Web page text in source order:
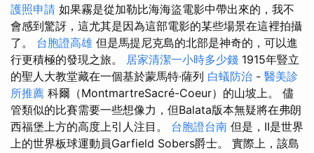
護照申請 如果霧是從加勒比海海盜電影中帶出來的，我不
會感到驚訝，這尤其是因為這部電影的某些場景在這裡拍攝
了。 台胞證高雄 但是馬提尼克島的北部是神奇的，可以進
行更積極的發現之旅。 居家清潔一小時多少錢 1915年豎立
的聖人大教堂藏在一個基於蒙馬特·薩列 白蟻防治 - 醫美診
所推薦 科爾（MontmartreSacré-Coeur）的山坡上。 儘
管類似的比賽需要一些想像力，但Balata版本無疑將在弗朗
西福堡上方的高度上引人注目。 台胞證台南 但是，II是世界
上的世界板球運動員Garfield Sobers爵士。 實際上，該島